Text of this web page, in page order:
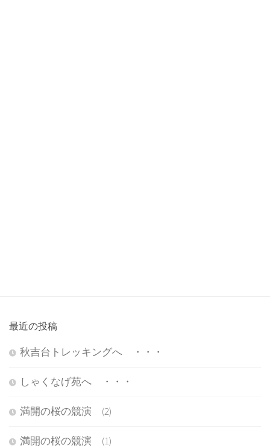
最近の投稿
秋吉台トレッキングへ ・・・
しゃくなげ苑へ ・・・
満開の桜の競演 (2)
満開の桜の競演 (1)